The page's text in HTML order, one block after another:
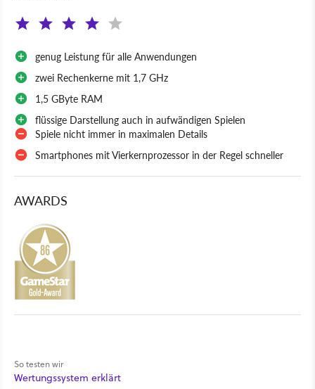
genug Leistung für alle Anwendungen
zwei Rechenkerne mit 1,7 GHz
1,5 GByte RAM
flüssige Darstellung auch in aufwändigen Spielen
Spiele nicht immer in maximalen Details
Smartphones mit Vierkernprozessor in der Regel schneller
AWARDS
So testen wir
Wertungssystem erklärt